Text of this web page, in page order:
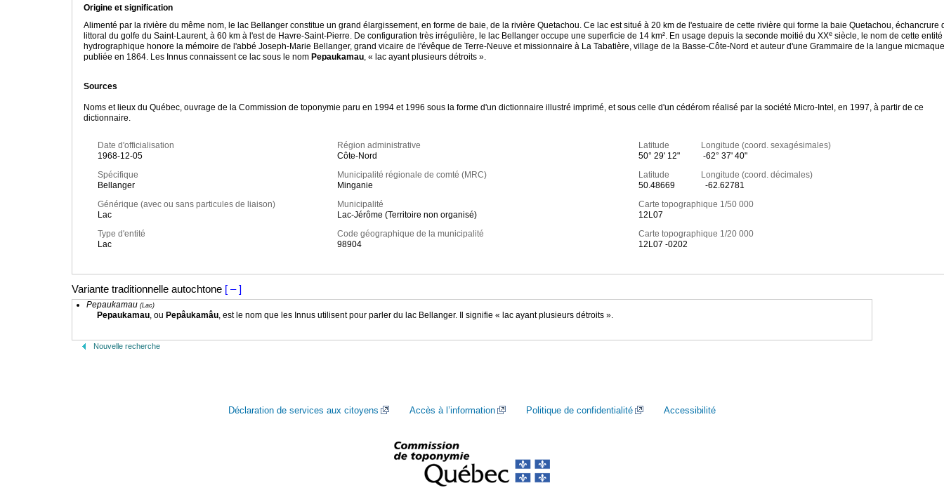
Origine et signification
Alimenté par la rivière du même nom, le lac Bellanger constitue un grand élargissement, en forme de baie, de la rivière Quetachou. Ce lac est situé à 20 km de l'estuaire de cette rivière qui forme la baie Quetachou, échancrure
littoral du golfe du Saint-Laurent, à 60 km à l'est de Havre-Saint-Pierre. De configuration très irrégulière, le lac Bellanger occupe une superficie de 14 km². En usage depuis la seconde moitié du XXe siècle, le nom de cette entité
hydrographique honore la mémoire de l'abbé Joseph-Marie Bellanger, grand vicaire de l'évêque de Terre-Neuve et missionnaire à La Tabatière, village de la Basse-Côte-Nord et auteur d'une Grammaire de la langue
publiée en 1864. Les Innus connaissent ce lac sous le nom Pepaukamau, « lac ayant plusieurs détroits ».
Sources
Noms et lieux du Québec, ouvrage de la Commission de toponymie paru en 1994 et 1996 sous la forme d'un dictionnaire illustré imprimé, et sous celle d'un cédérom réalisé par la société Micro-Intel, en 1997, à partir de ce
dictionnaire.
Date d'officialisation
1968-12-05
Spécifique
Bellanger
Générique (avec ou sans particules de liaison)
Lac
Type d'entité
Lac
Région administrative
Côte-Nord
Municipalité régionale de comté (MRC)
Minganie
Municipalité
Lac-Jérôme (Territoire non organisé)
Code géographique de la municipalité
98904
Latitude Longitude (coord. sexagésimales)
50° 29' 12"
-62° 37' 40"
Latitude Longitude (coord. décimales)
50.48669
-62.62781
Carte topographique 1/50 000
12L07
Carte topographique 1/20 000
12L07 -0202
Variante traditionnelle autochtone [ – ]
Pepaukamau (Lac)
Pepaukamau, ou Pepâukamâu, est le nom que les Innus utilisent pour parler du lac Bellanger. Il signifie « lac ayant plusieurs détroits ».
Nouvelle recherche
Déclaration de services aux citoyens Accès à l’information Politique de confidentialité Accessibilité